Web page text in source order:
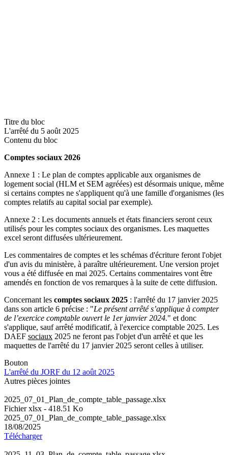
Titre du bloc
L'arrêté du 5 août 2025
Contenu du bloc
Comptes sociaux 2026
Annexe 1 : Le plan de comptes applicable aux organismes de
logement social (HLM et SEM agréées) est désormais unique, même
si certains comptes ne s'appliquent qu'à une famille d'organismes (les
comptes relatifs au capital social par exemple).
Annexe 2 : Les documents annuels et états financiers seront ceux
utilisés pour les comptes sociaux des organismes. Les maquettes
excel seront diffusées ultérieurement.
Les commentaires de comptes et les schémas d'écriture feront l'objet
d'un avis du ministère, à paraître ultérieurement. Une version projet
vous a été diffusée en mai 2025. Certains commentaires vont être
amendés en fonction de vos remarques à la suite de cette diffusion.
Concernant les comptes sociaux 2025 : l'arrêté du 17 janvier 2025
dans son article 6 précise : "Le présent arrêté s’applique à compter
de l’exercice comptable ouvert le 1er janvier 2024." et donc
s'applique, sauf arrêté modificatif, à l'exercice comptable 2025. Les
DAEF sociaux 2025 ne feront pas l'objet d'un arrêté et que les
maquettes de l'arrêté du 17 janvier 2025 seront celles à utiliser.
Bouton
L'arrêté du JORF du 12 août 2025
Autres pièces jointes
2025_07_01_Plan_de_compte_table_passage.xlsx
Fichier xlsx - 418.51 Ko
2025_07_01_Plan_de_compte_table_passage.xlsx
18/08/2025
Télécharger